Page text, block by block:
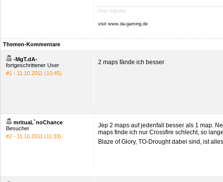
User-Signatur
visit www.da-gaming.de
Themen-Kommentare
-MgT.dA-
fortgeschrittener User
#1 - 11.10.2011 (10:45)
2 maps fände ich besser
mrituaL`noChance
Besucher
#2 - 11.10.2011 (11:33)
Jep 2 maps auf jedenfall besser als 1 map.
maps finde ich nur Crossfire schlecht, so
Blaze of Glory, TO-Drought dabei sind, ist